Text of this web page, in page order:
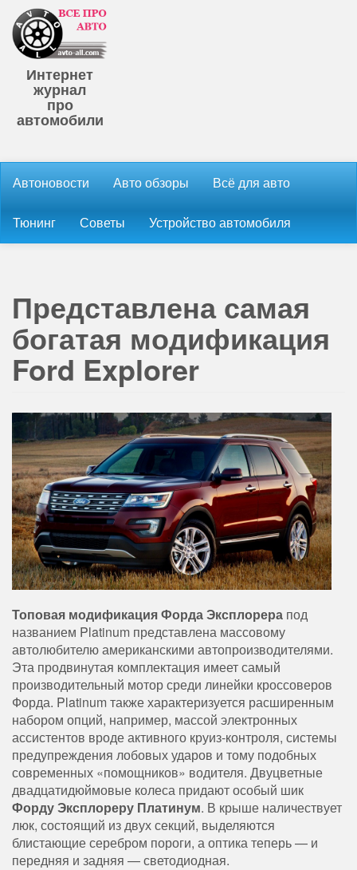
Интернет
журнал
про
автомобили
Автоновости Авто обзоры Всё для авто
Тюнинг Советы Устройство автомобиля
Представлена самая
богатая модификация
Ford Explorer
Топовая модификация Форда Эксплорера под
названием Platinum представлена массовому
автолюбителю американскими автопроизводителями.
Эта продвинутая комплектация имеет самый
производительный мотор среди линейки кроссоверов
Форда. Platinum также характеризуется расширенным
набором опций, например, массой электронных
ассистентов вроде активного круиз-контроля, системы
предупреждения лобовых ударов и тому подобных
современных «помощников» водителя. Двуцветные
двадцатидюймовые колеса придают особый шик
Форду Эксплореру Платинум. В крыше наличествует
люк, состоящий из двух секций, выделяются
блистающие серебром пороги, а оптика теперь — и
передняя и задняя — светодиодная.